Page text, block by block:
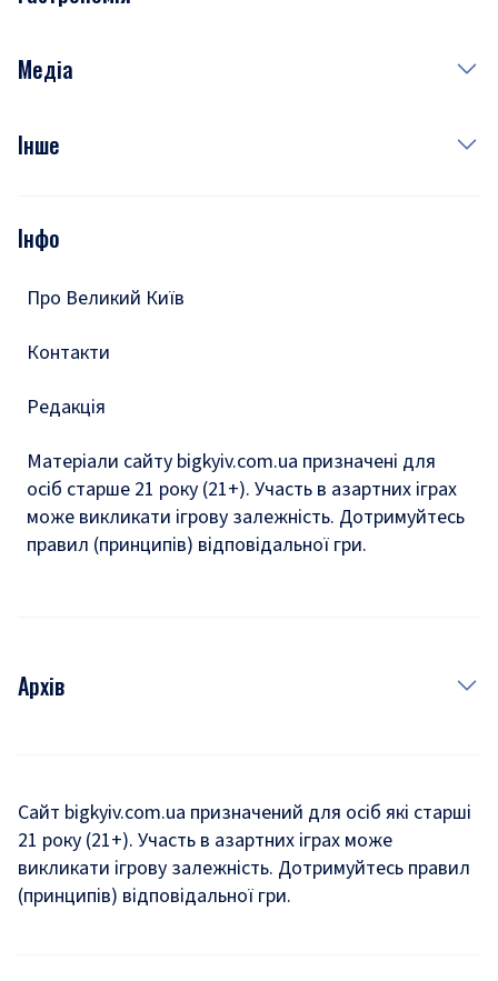
Краса
Рецепти
Медіа
Фото
Подкасти
Інше
Тести
Інфо
Про Великий Київ
Контакти
Редакція
Матеріали сайту bigkyiv.com.ua призначені для
осіб старше 21 року (21+). Участь в азартних іграх
може викликати ігрову залежність. Дотримуйтесь
правил (принципів) відповідальної гри.
Архів
Комуналка
Хроніки війни
Сайт bigkyiv.com.ua призначений для осіб які старші
21 року (21+). Участь в азартних іграх може
викликати ігрову залежність. Дотримуйтесь правил
(принципів) відповідальної гри.